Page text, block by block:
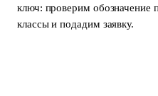
ключ: проверим обозначение
классы и подадим заявку.